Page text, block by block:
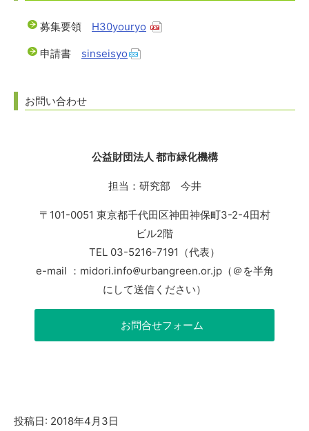
募集要領 H30youryo
申請書 sinseisyo
お問い合わせ
公益財団法人 都市緑化機構
担当：研究部 今井
〒101-0051 東京都千代田区神田神保町3-2-4田村
ビル2階
TEL 03-5216-7191（代表）
e-mail ：midori.info
urbangreen.or.jp（＠を半角
にして送信ください）
お問合せフォーム
投稿日: 2018年4月3日